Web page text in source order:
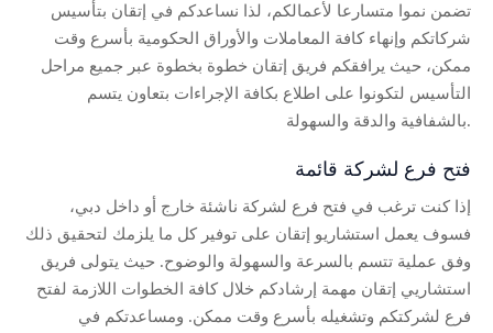
تضمن نموا متسارعا لأعمالكم، لذا نساعدكم في إتقان بتأسيس
شركاتكم وإنهاء كافة المعاملات والأوراق الحكومية بأسرع وقت
ممكن، حيث يرافقكم فريق إتقان خطوة بخطوة عبر جميع مراحل
التأسيس لتكونوا على اطلاع بكافة الإجراءات بتعاون يتسم
بالشفافية والدقة والسهولة.
فتح فرع لشركة قائمة
إذا كنت ترغب في فتح فرع لشركة ناشئة خارج أو داخل دبي،
فسوف يعمل استشاريو إتقان على توفير كل ما يلزمك لتحقيق ذلك
وفق عملية تتسم بالسرعة والسهولة والوضوح. حيث يتولى فريق
استشاريي إتقان مهمة إرشادكم خلال كافة الخطوات اللازمة لفتح
فرع لشركتكم وتشغيله بأسرع وقت ممكن. ومساعدتكم في